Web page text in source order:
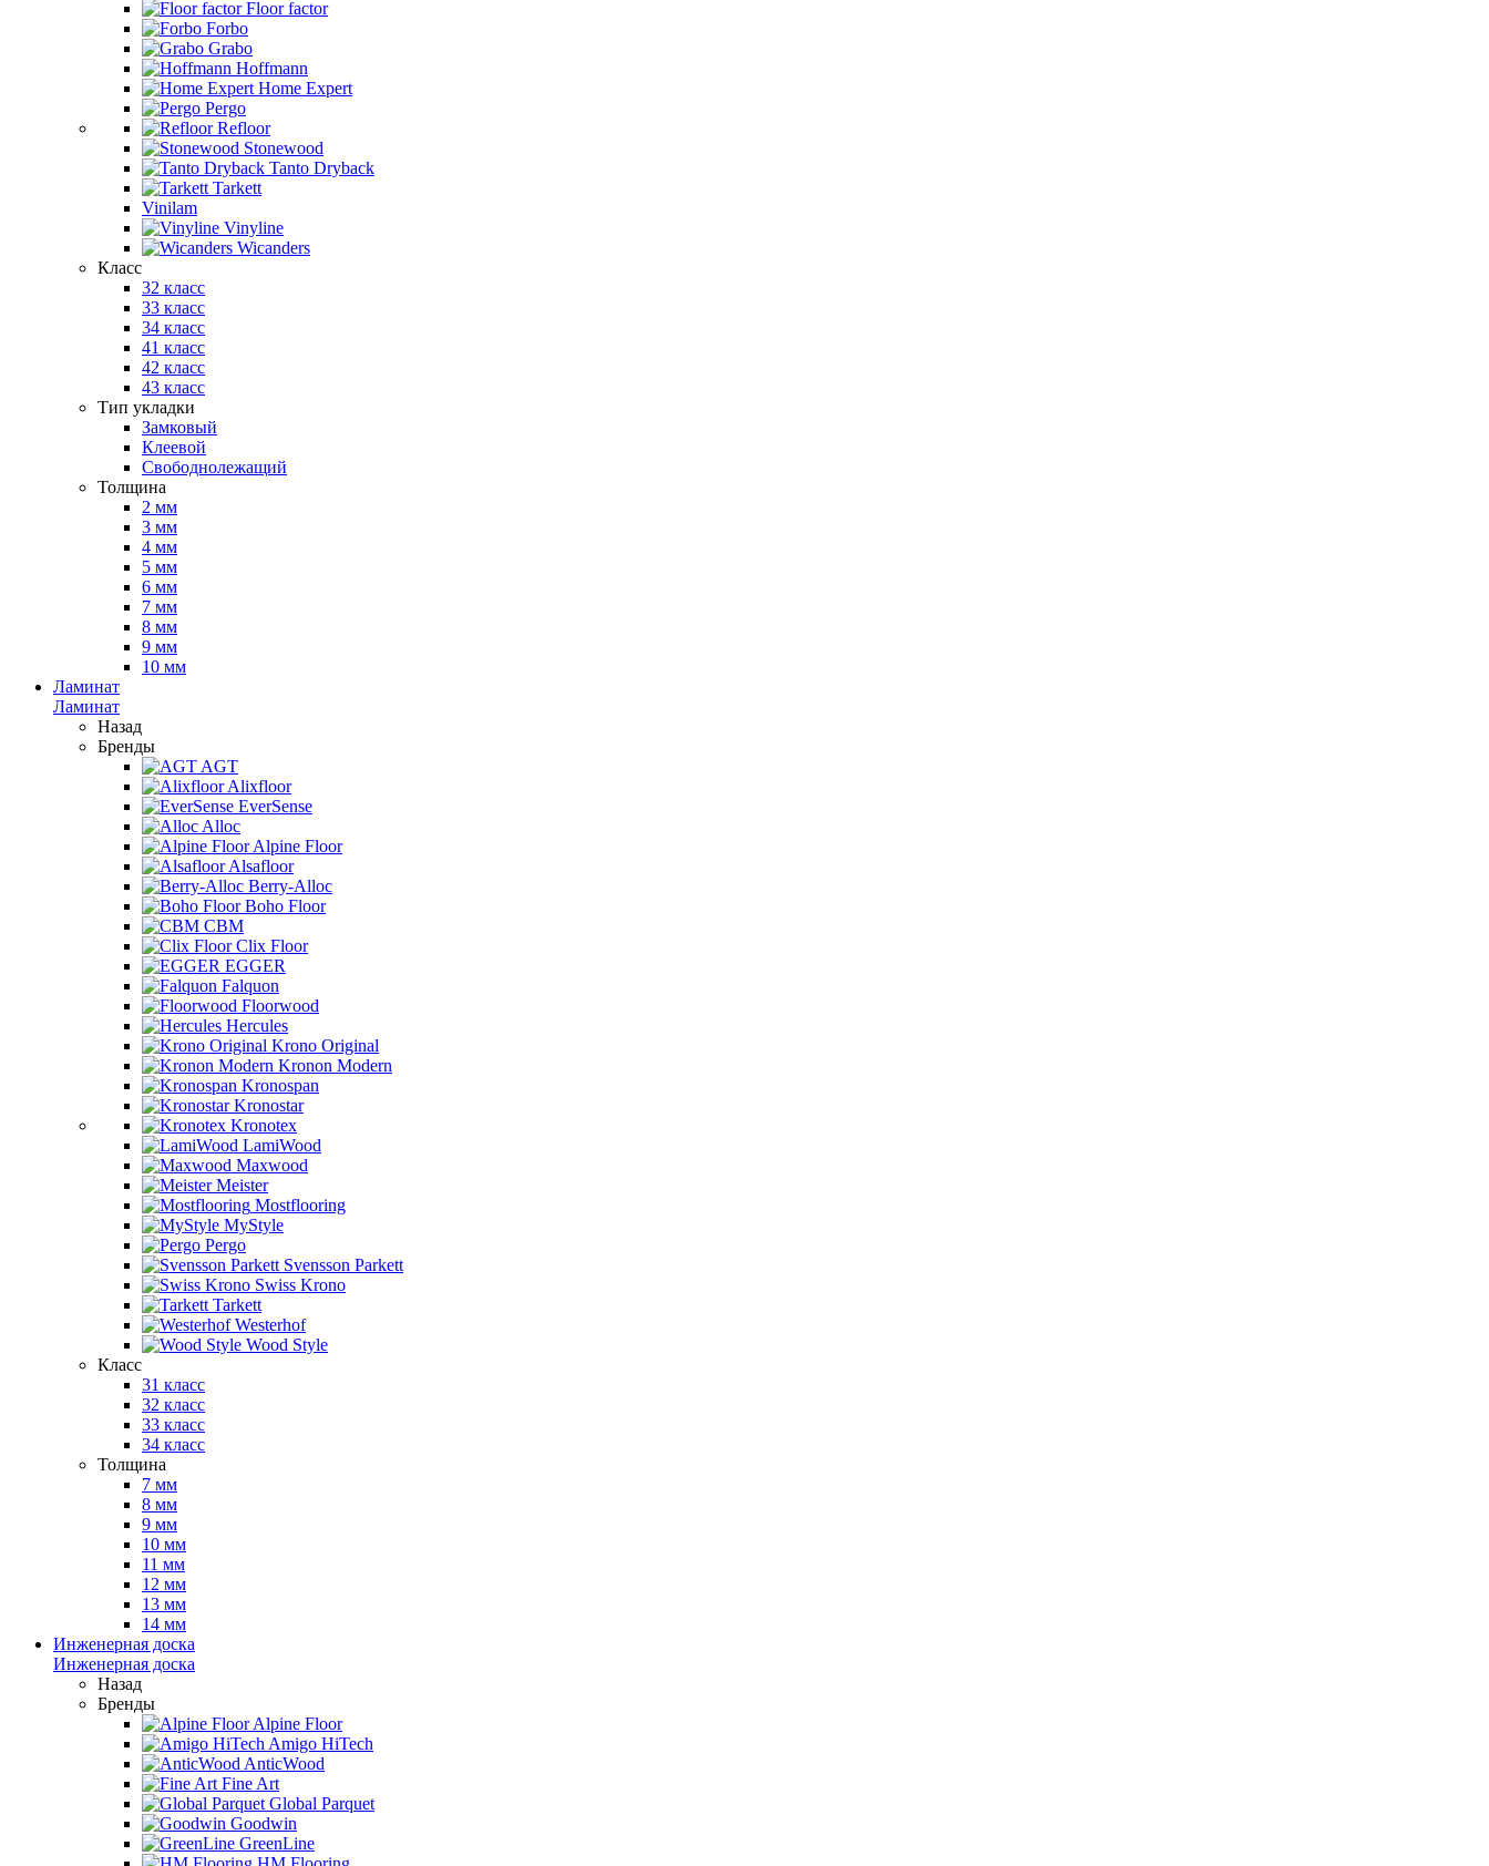
Floor factor
Forbo
Grabo
Hoffmann
Home Expert
Pergo
Refloor
Stonewood
Tanto Dryback
Tarkett
Vinilam
Vinyline
Wicanders
Класс
32 класс
33 класс
34 класс
41 класс
42 класс
43 класс
Тип укладки
Замковый
Клеевой
Свободнолежащий
Толщина
2 мм
3 мм
4 мм
5 мм
6 мм
7 мм
8 мм
9 мм
10 мм
Ламинат
Ламинат
Назад
Бренды
AGT
Alixfloor
EverSense
Alloc
Alpine Floor
Alsafloor
Berry-Alloc
Boho Floor
CBM
Clix Floor
EGGER
Falquon
Floorwood
Hercules
Krono Original
Kronon Modern
Kronospan
Kronostar
Kronotex
LamiWood
Maxwood
Meister
Mostflooring
MyStyle
Pergo
Svensson Parkett
Swiss Krono
Tarkett
Westerhof
Wood Style
Класс
31 класс
32 класс
33 класс
34 класс
Толщина
7 мм
8 мм
9 мм
10 мм
11 мм
12 мм
13 мм
14 мм
Инженерная доска
Инженерная доска
Назад
Бренды
Alpine Floor
Amigo HiTech
AnticWood
Fine Art
Global Parquet
Goodwin
GreenLine